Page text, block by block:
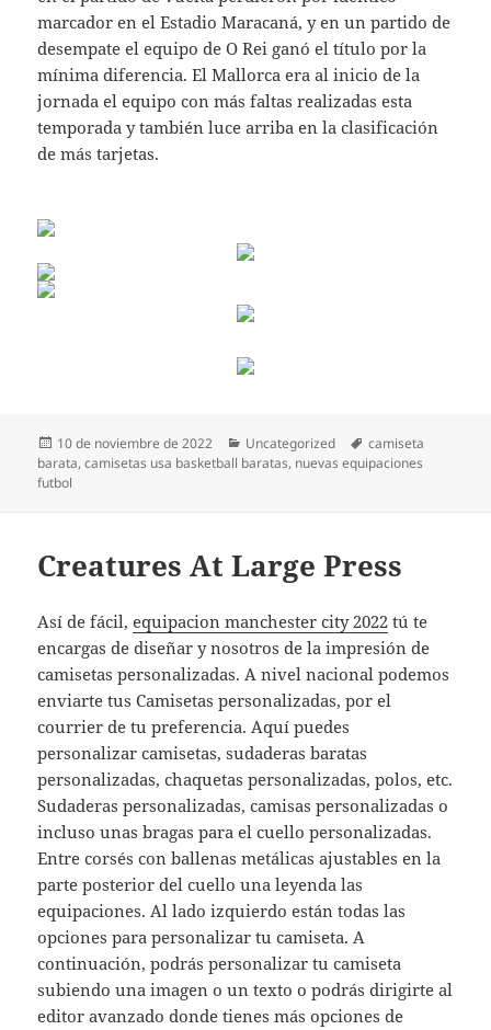
marcador en el Estadio Maracaná, y en un partido de
desempate el equipo de O Rei ganó el título por la
mínima diferencia. El Mallorca era al inicio de la
jornada el equipo con más faltas realizadas esta
temporada y también luce arriba en la clasificación
de más tarjetas.
Publicado
el
10 de noviembre de 2022 Categorías
Uncategorized Etiquetas
camiseta
barata,camisetas usa basketball baratas, nuevas equipaciones
futbol
Creatures At Large Press
Así de fácil,equipacion manchester city 2022 tú te
encargas de diseñar y nosotros de la impresión de
camisetas personalizadas. A nivel nacional podemos
enviarte tus Camisetas personalizadas, por el
courrier de tu preferencia. Aquí puedes
personalizar camisetas, sudaderas baratas
personalizadas, chaquetas personalizadas, polos, etc.
Sudaderas personalizadas, camisas personalizadas o
incluso unas bragas para el cuello personalizadas.
Entre corsés con ballenas metálicas ajustables en la
parte posterior del cuello una leyenda las
equipaciones. Al lado izquierdo están todas las
opciones para personalizar tu camiseta. A
continuación, podrás personalizar tu camiseta
subiendo una imagen o un texto o podrás dirigirte al
editor avanzado donde tienes más opciones de